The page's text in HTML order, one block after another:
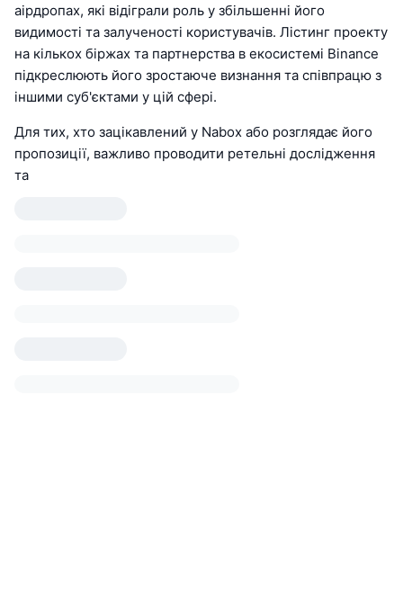
аірдропах, які відіграли роль у збільшенні його
видимості та залученості користувачів. Лістинг проекту
на кількох біржах та партнерства в екосистемі Binance
підкреслюють його зростаюче визнання та співпрацю з
іншими суб'єктами у цій сфері.
Для тих, хто зацікавлений у Nabox або розглядає його
пропозиції, важливо проводити ретельні дослідження
та